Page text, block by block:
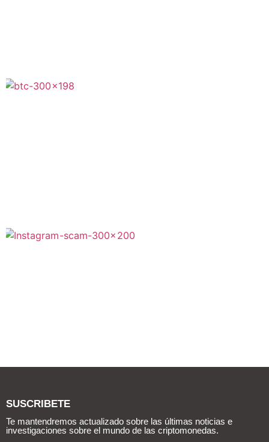
SUSCRIBETE
Te mantendremos actualizado sobre las últimas noticias e
investigaciones sobre el mundo de las criptomonedas.